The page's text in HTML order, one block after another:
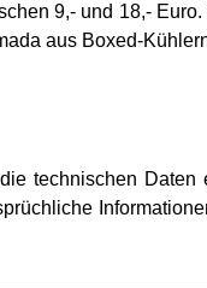
9,- und 18,-
aus Boxed-
technischen